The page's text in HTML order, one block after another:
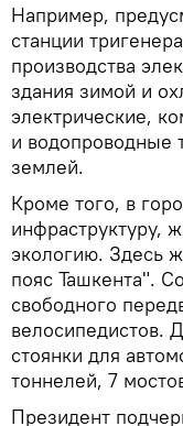
Например,
станции
производства
здания зимой и
электрические,
и водопроводные
землей.
Кроме того, в
инфраструктуру,
экологию. Здесь
пояс Ташкента".
свободного
велосипедистов.
стоянки для
тоннелей, 7
Президент